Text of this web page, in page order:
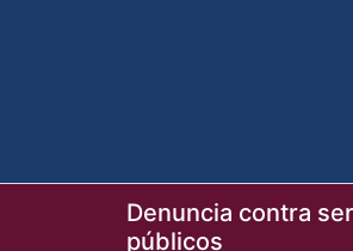
Denuncia contra
públicos